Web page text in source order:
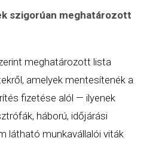
szigorúan meghatározott
meghatározott lista
amelyek mentesítenék a
fizetése alól — ilyenek
háború, időjárási
látható munkavállalói viták